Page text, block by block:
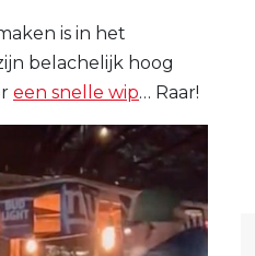
is in het
belachelijk hoog
een snelle wip… Raar!